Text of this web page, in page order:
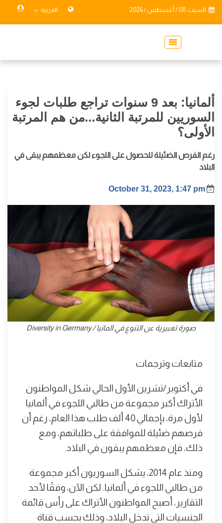
السبت 08 / أغسطس / 2026 العربية
ألمانيا: بعد 9 سنوات تراجع طلبات لجوء
السوريين للمرتبة الثانية...من هم المرتبة
الأولى؟
رغم الفرص الضئيلة للحصول على اللجوء لكن معظمهم يبقى في
البلاد
October 31, 2023, 1:47 pm
صورة تعبيرية عن التنوع في المانيا / Diversity in Germany
متابعات وترجمات
في أكتوبر/تشرين الأول الحالي شكل المواطنون
الأتراك أكبر مجموعة من طالبي اللجوء في ألمانيا
لأول مرة، بإجمالي 40 ألف طلب هذا العام، رغم أن
فرصهم ضئيلة للموافقة على طلباتهم، ومع
ذلك، فإن معظمهم يبقون في البلاد.
ومنذ عام 2014، يشكل السوريون أكبر مجموعة
من طالبي اللجوء في ألمانيا. لكن الآن، وفقًا لأحد
التقارير، أصبح المواطنون الأتراك على رأس قائمة
الجنسيات التي تدخل البلاد، وذلك بحسب قناة